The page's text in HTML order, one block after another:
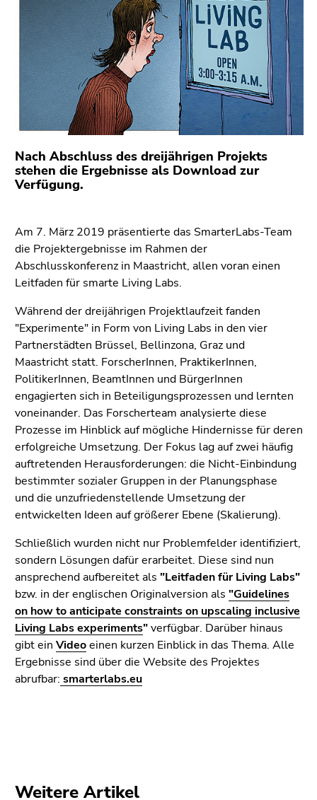
Sie diesen
Link.
Zum
Inhalt
(Zugriffstaste
1)
Zur
Positionsanzeige
(Zugriffstaste
2)
(Zugriffstaste
3)
Zu
den
Zusatzinformationen
(Zugriffstaste
5)
Zu
den
Seiteneinstellungen
(Benutzer/Sprache)
(Zugriffstaste
8)
Zur
Suche
(Zugriffstaste
9)
Nach Abschluss des dreijährigen Projekts
stehen die Ergebnisse als Download zur
Verfügung.
Am 7. März 2019 präsentierte das SmarterLabs-Team
die Projektergebnisse im Rahmen der
Abschlusskonferenz in Maastricht, allen voran einen
Leitfaden für smarte Living Labs.
Während der dreijährigen Projektlaufzeit fanden
"Experimente" in Form von Living Labs in den vier
Partnerstädten Brüssel, Bellinzona, Graz und
Maastricht statt. ForscherInnen, PraktikerInnen,
PolitikerInnen, BeamtInnen und BürgerInnen
engagierten sich in Beteiligungsprozessen und lernten
voneinander. Das Forscherteam analysierte diese
Prozesse im Hinblick auf mögliche Hindernisse für deren
erfolgreiche Umsetzung. Der Fokus lag auf zwei häufig
auftretenden Herausforderungen: die Nicht-Einbindung
bestimmter sozialer Gruppen in der Planungsphase
und die unzufriedenstellende Umsetzung der
entwickelten Ideen auf größerer Ebene (Skalierung).
Schließlich wurden nicht nur Problemfelder identifiziert,
sondern Lösungen dafür erarbeitet. Diese sind nun
ansprechend aufbereitet als "Leitfaden für Living Labs"
bzw. in der englischen Originalversion als "Guidelines
on how to anticipate constraints on upscaling inclusive
Living Labs experiments"verfügbar. Darüber hinaus
gibt ein Videoeinen kurzen Einblick in das Thema. Alle
Ergebnisse sind über die Website des Projektes
abrufbar: smarterlabs.eu
Weitere Artikel